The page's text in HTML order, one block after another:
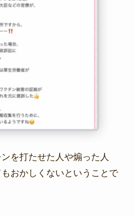
を打たせた人や煽った人
おかしくないということで